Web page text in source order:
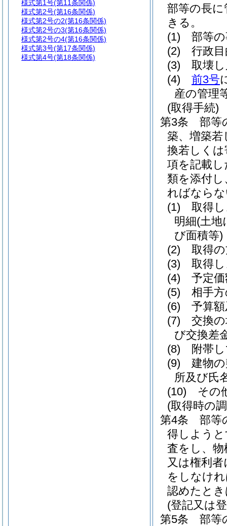
部等の長
きる。
(1)
部等
(2)
行政
(3)
取壊
(4)
前3号
産の管理
(取得手続)
第3条
部等
築、増築
換若しく
項を記載
類を添付
ればなら
(1)
取得
明細(土地
び面積等)
(2)
取得
(3)
取得
(4)
予定
(5)
相手
(6)
予算
(7)
交換
び交換差
(8)
附帯
(9)
建物
所及び氏
(10)
その
(取得時の
第4条
部等
得しよう
査をし、
又は権利
をしなけ
認めたと
(登記又は
第5条
部等
様式第1号(第11条関係)
様式第2号(第16条関係)
様式第2号の2(第16条関係)
様式第2号の3(第16条関係)
様式第2号の4(第16条関係)
様式第3号(第17条関係)
様式第4号(第18条関係)